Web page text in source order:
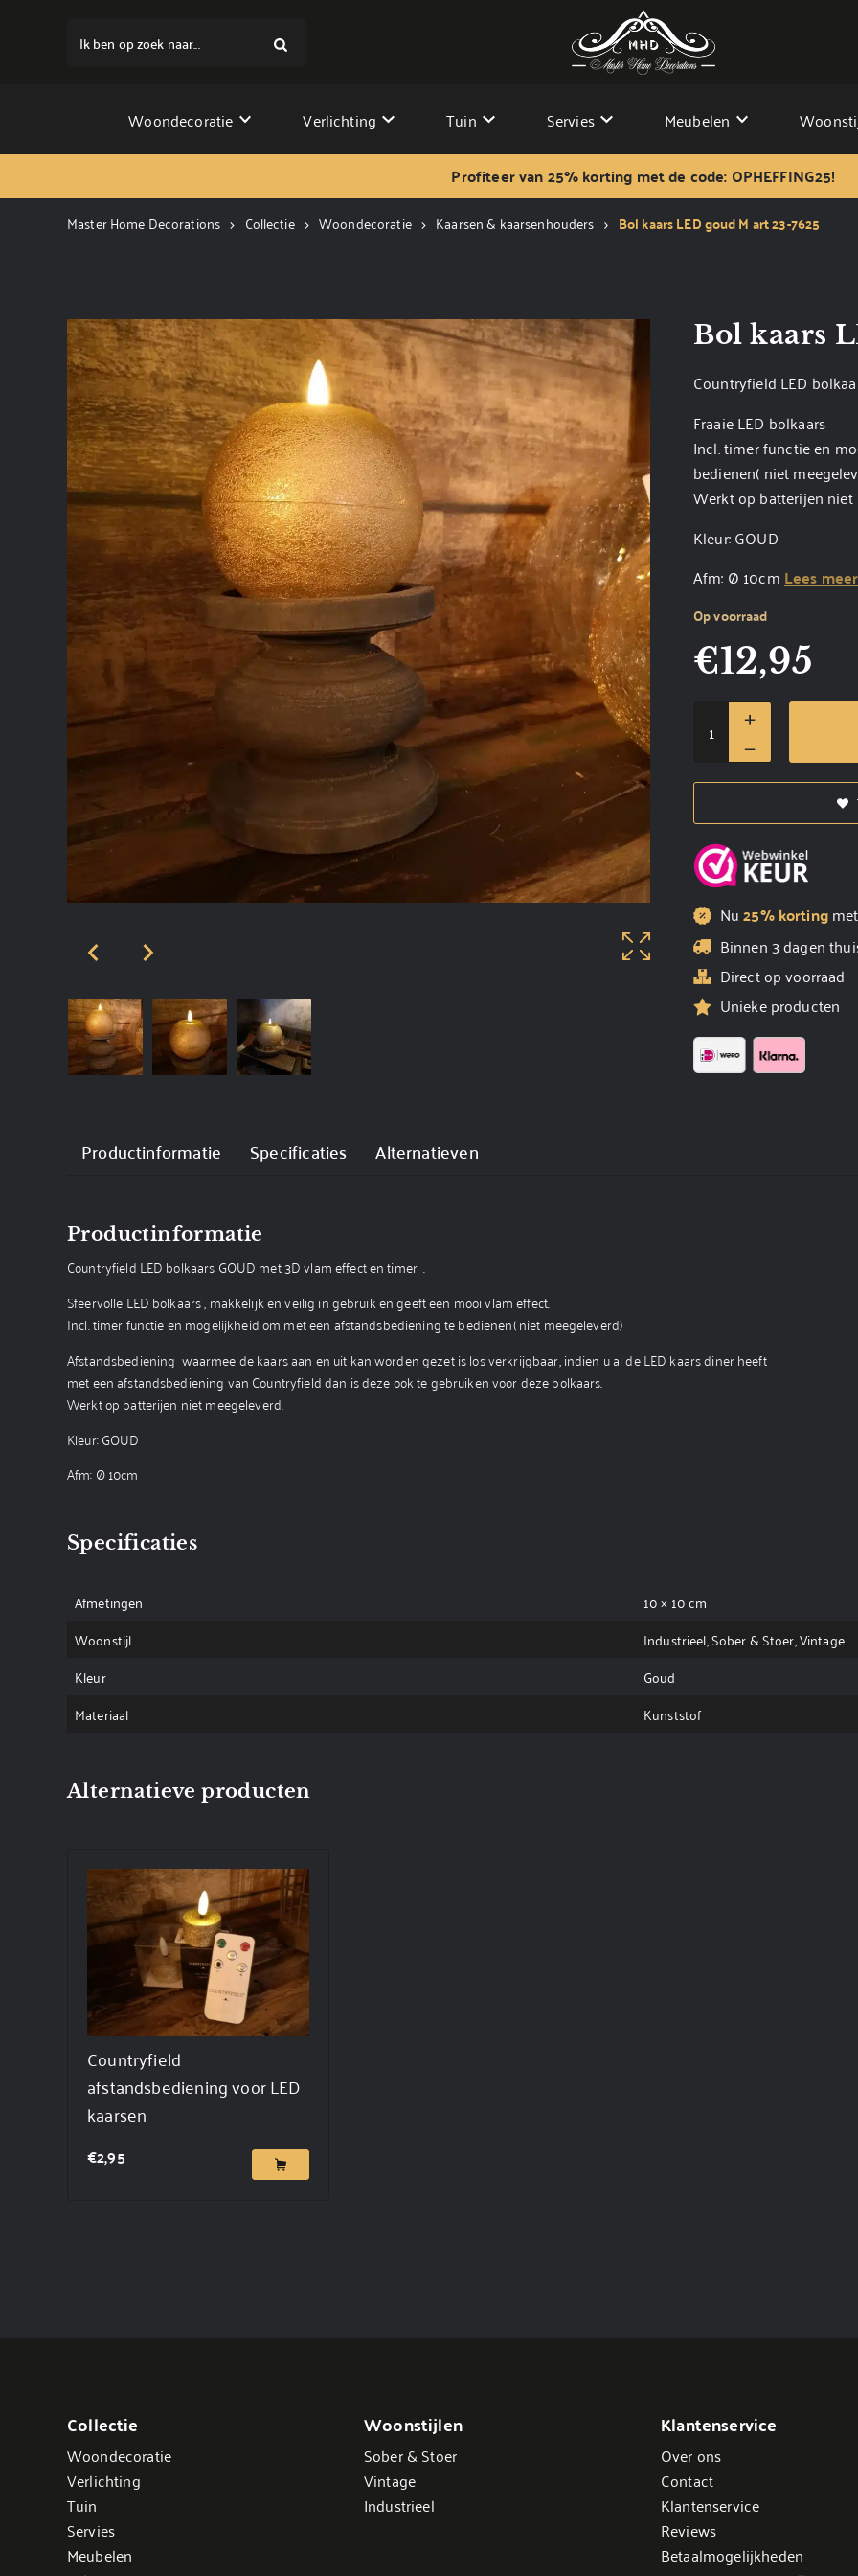
Ik ben op zoek naar...
Woondecoratie Verlichting Tuin Servies Meubelen
Profiteer van 25% korting met de code: OPHEFFING25!
Master Home Decorations Collectie Woondecoratie Kaarsen & kaarsenhouders Bol kaars LED goud M art 23-7625
Bol kaars
Countryfield LED
Fraaie LED bolkaars
Incl. timer functie en
bedienen( niet
Werkt op batterijen niet
Kleur: GOUD
Afm: Ø 10cmLees meer
Op voorraad
€12,95
Nu25% korting
Binnen 3 dagen
Direct op voorraad
Unieke producten
Productinformatie Specificaties Alternatieven
Productinformatie
Countryfield LED bolkaars GOUD met 3D vlam effect en timer .
Sfeervolle LED bolkaars , makkelijk en veilig in gebruik en geeft een mooi vlam effect.
Incl. timer functie en mogelijkheid om met een afstandsbediening te bedienen( niet meegeleverd)
Afstandsbediening waarmee de kaars aan en uit kan worden gezet is los verkrijgbaar, indien u al de LED kaars diner heeft
met een afstandsbediening van Countryfield dan is deze ook te gebruiken voor deze bolkaars.
Werkt op batterijen niet meegeleverd.
Kleur: GOUD
Afm: Ø 10cm
Specificaties
Afmetingen
10 × 10 cm
Woonstijl
Industrieel, Sober & Stoer, Vintage
Kleur
Goud
Materiaal
Kunststof
Alternatieve producten
Countryfield
afstandsbediening voor LED
kaarsen
€2,95
Collectie
Woondecoratie
Verlichting
Tuin
Servies
Meubelen
Woonstijlen
Sober & Stoer
Vintage
Industrieel
Klantenservice
Over ons
Contact
Klantenservice
Reviews
Betaalmogelijkheden